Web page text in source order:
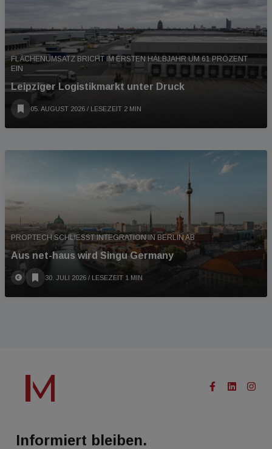
FLÄCHENUMSATZ BRICHT IM ERSTEN HALBJAHR UM 61 PROZENT
EIN
Leipziger Logistikmarkt unter Druck
05. AUGUST 2026 / LESEZEIT 2 MIN
PROPTECH SCHLIESST INTEGRATION IN BERLIN AB
Aus net-haus wird Singu Germany
30. JULI 2026 / LESEZEIT 1 MIN
Informiert bleiben.